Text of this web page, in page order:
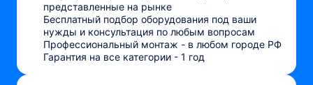
представленные на рынке
Бесплатный подбор оборудования под ваши
нужды и консультация по любым вопросам
Профессиональный монтаж - в любом городе РФ
Гарантия на все категории - 1 год